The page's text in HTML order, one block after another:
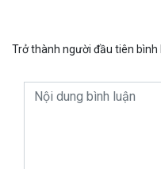
Trở thành người đầu tiên bình